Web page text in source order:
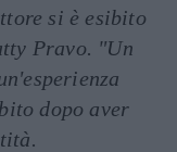
si è esibito
Pravo. "Un
dopo aver